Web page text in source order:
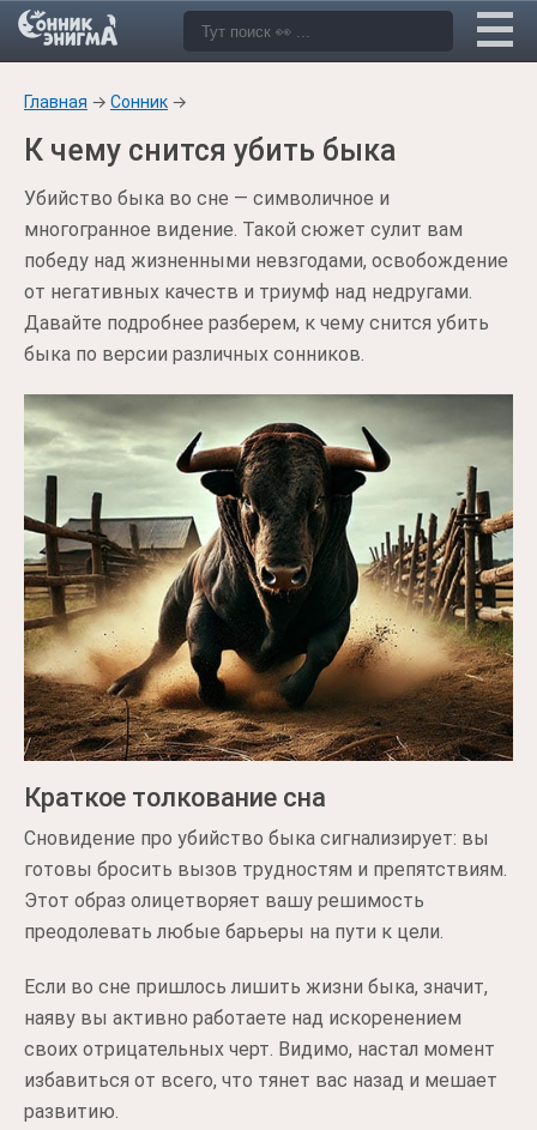
Главная → Сонник →
К чему снится убить быка
Убийство быка во сне — символичное и
многогранное видение. Такой сюжет сулит вам
победу над жизненными невзгодами, освобождение
от негативных качеств и триумф над недругами.
Давайте подробнее разберем, к чему снится убить
быка по версии различных сонников.
Краткое толкование сна
Сновидение про убийство быка сигнализирует: вы
готовы бросить вызов трудностям и препятствиям.
Этот образ олицетворяет вашу решимость
преодолевать любые барьеры на пути к цели.
Если во сне пришлось лишить жизни быка, значит,
наяву вы активно работаете над искоренением
своих отрицательных черт. Видимо, настал момент
избавиться от всего, что тянет вас назад и мешает
развитию.